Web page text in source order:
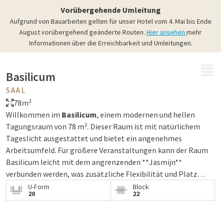
Vorübergehende Umleitung
Aufgrund von Bauarbeiten gelten für unser Hotel vom 4. Mai bis Ende
August vorübergehend geänderte Routen. Hier ansehen mehr
Informationen über die Erreichbarkeit und Umleitungen.
Basilicum
SAAL
78m²
Willkommen im Basilicum, einem modernen und hellen
Tagungsraum von 78 m². Dieser Raum ist mit natürlichem
Tageslicht ausgestattet und bietet ein angenehmes
Arbeitsumfeld. Für größere Veranstaltungen kann der Raum
Basilicum leicht mit dem angrenzenden **Jasmijn**
verbunden werden, was zusätzliche Flexibilität und Platz
bietet.U-Form
20
Block
22